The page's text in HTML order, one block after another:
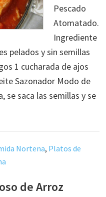
Pescado
Atomatado.
Ingrediente
pelados y sin semillas
1 cucharada de ajos
Sazonador Modo de
se saca las semillas y se
Nortena, Platos de
de Arroz